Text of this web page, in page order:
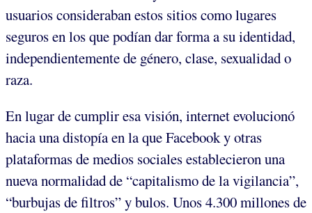
usuarios consideraban estos sitios como lugares
seguros en los que podían dar forma a su identidad,
independientemente de género, clase, sexualidad o
raza.
En lugar de cumplir esa visión, internet evolucionó
hacia una distopía en la que Facebook y otras
plataformas de medios sociales establecieron una
nueva normalidad de “capitalismo de la vigilancia”,
“burbujas de filtros” y bulos. Unos 4.300 millones de